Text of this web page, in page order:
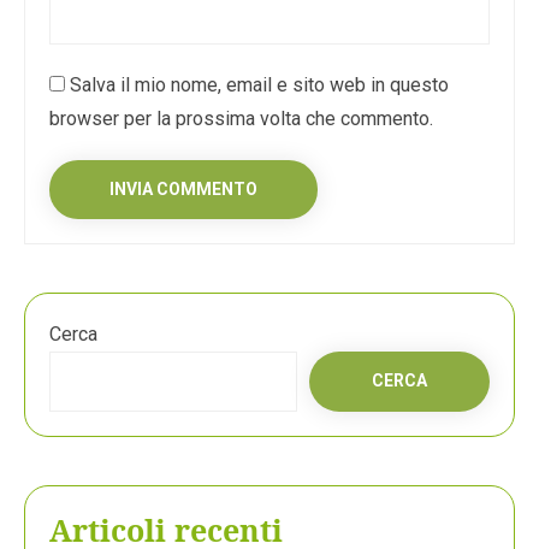
Salva il mio nome, email e sito web in questo
browser per la prossima volta che commento.
Cerca
CERCA
Articoli recenti